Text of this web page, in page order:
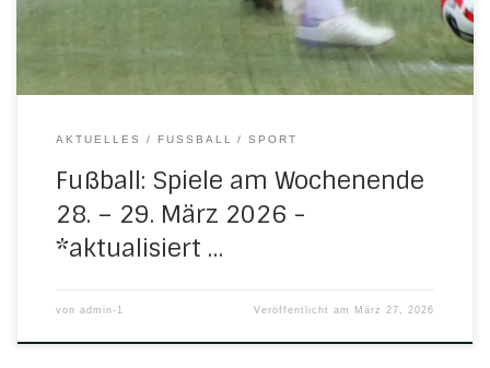
Uhr in UlfenSenioren: H/N/U III – SV Hess.Schweiz […]
AKTUELLES FUSSBALL SPORT
Fußball: Spiele am Wochenende
28. – 29. März 2026 -
*aktualisiert …
von admin-1 Veröffentlicht am März 27, 2026